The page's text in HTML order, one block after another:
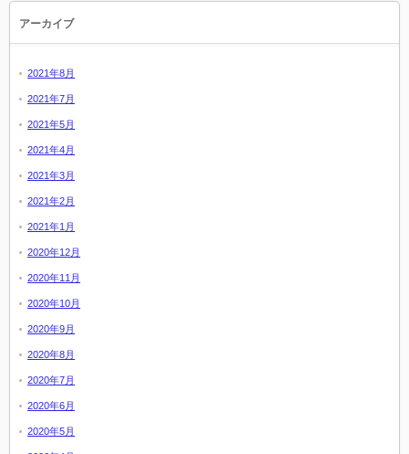
アーカイブ
2021年8月
2021年7月
2021年5月
2021年4月
2021年3月
2021年2月
2021年1月
2020年12月
2020年11月
2020年10月
2020年9月
2020年8月
2020年7月
2020年6月
2020年5月